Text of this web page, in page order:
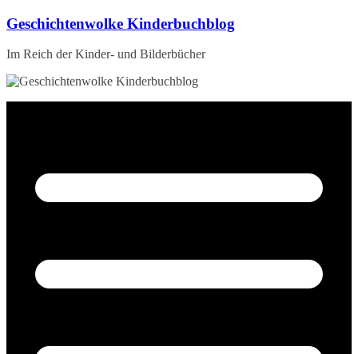
Zum
springen
Geschichtenwolke Kinderbuchblog
Im Reich der Kinder- und Bilderbücher